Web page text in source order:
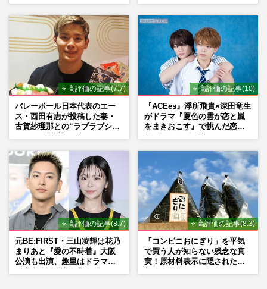
⭐ 高評価の記事(7.7)
バレーボール日本代表のエー
ス・西田有志が投稿した妻・
古賀紗理那との“ラブラブショ
判殺到の理由
⭐ 高評価の記事(10)
『ACEes』浮所飛貴×深田竜生
がドラマ『夏色の雲が恋と嵐
をまきおこす』で挑んだ恋人
⭐ 高評価の記事(8.7)
元BE:FIRST・三山凌輝は花乃
まりあと『愛の不時着』大阪
公演も出演、趣里はドラマ
⭐ 高評価の記事(8.3)
「コンビニおにぎり」を平気
で買う人が知らない残念な真
実！原材料表示に隠された添